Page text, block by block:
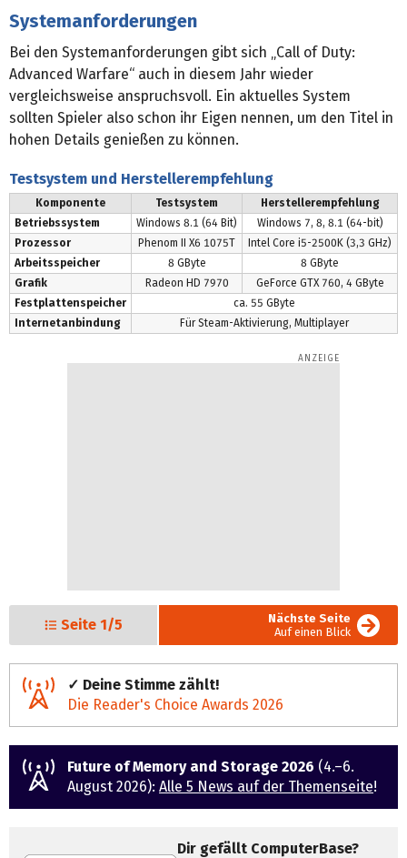
Systemanforderungen
Bei den Systemanforderungen gibt sich „Call of Duty:
Advanced Warfare“ auch in diesem Jahr wieder
vergleichsweise anspruchsvoll. Ein aktuelles System
sollten Spieler also schon ihr Eigen nennen, um den Titel in
hohen Details genießen zu können.
Testsystem und Herstellerempfehlung
Komponente Testsystem
Herstellerempfehlung
Betriebssystem
Windows 8.1 (64 Bit)
Windows 7, 8, 8.1 (64-bit)
Prozessor
Phenom II X6 1075T
Intel Core i5-2500K (3,3 GHz)
Arbeitsspeicher
8 GByte
8 GByte
Grafik
Radeon HD 7970
GeForce GTX 760, 4 GByte
Festplattenspeicher
ca. 55 GByte
Internetanbindung
Für Steam-Aktivierung, Multiplayer
Seite 1/5
Nächste Seite
Auf einen Blick
✓ Deine Stimme zählt!
Die Reader's Choice Awards 2026
Future of Memory and Storage 2026 (4.–6.
August 2026): Alle 5 News auf der Themenseite!
Dir gefällt ComputerBase?